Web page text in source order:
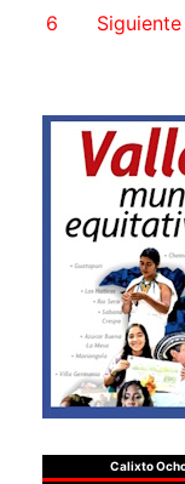
6 Siguiente
Calixto